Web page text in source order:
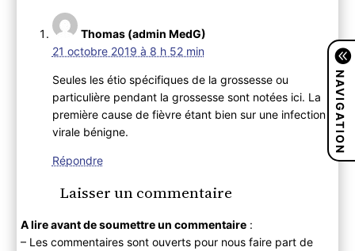
Thomas (admin MedG)
21 octobre 2019 à 8 h 52 min
Seules les étio spécifiques de la grossesse ou
particulière pendant la grossesse sont notées ici. La
première cause de fièvre étant bien sur une infection
virale bénigne.
Répondre
Laisser un commentaire
A lire avant de soumettre un commentaire:
– Les commentaires sont ouverts pour nous faire part de
NAVIGATION